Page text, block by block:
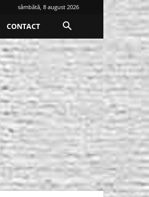
sâmbătă, 8 august 2026
CONTACT